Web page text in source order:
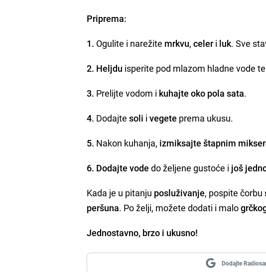
Priprema:
1. Ogulite i narežite mrkvu,celer i luk. Sve
2. Heljdu isperite pod mlazom hladne vode
3. Prelijte vodom i kuhajte oko pola sata.
4. Dodajtesoli ivegete prema ukusu.
5. Nakon kuhanja, izmiksajte štapnim
6. Dodajte vode do željene gustoće i još
Kada je u pitanju posluživanje, pospite čorbu
peršuna. Po želji, možete dodati i malo
Jednostavno, brzo i ukusno!
Dodajte